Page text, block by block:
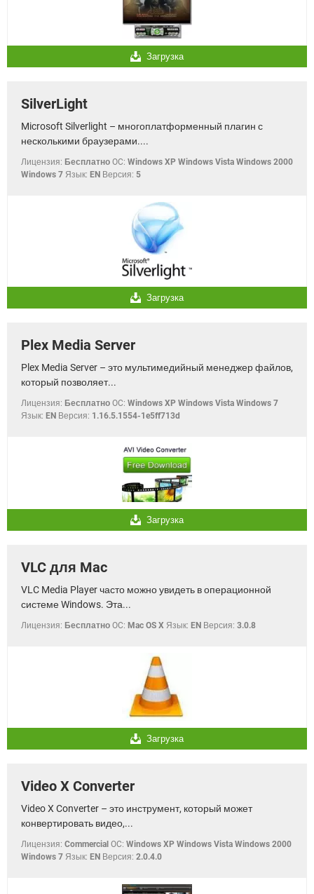
Загрузка
SilverLight
Microsoft Silverlight – многоплатформенный плагин с
несколькими браузерами....
Лицензия: Бесплатно OC: Windows XP Windows Vista Windows 2000
Windows 7 Язык: EN Версия: 5
Загрузка
Plex Media Server
Plex Media Server – это мультимедийный менеджер файлов,
который позволяет...
Лицензия: Бесплатно OC: Windows XP Windows Vista Windows 7
Язык: EN Версия: 1.16.5.1554-1e5ff713d
Загрузка
VLC для Mac
VLC Media Player часто можно увидеть в операционной
системе Windows. Эта...
Лицензия: Бесплатно OC: Mac OS X Язык: EN Версия: 3.0.8
Загрузка
Video X Converter
Video X Converter – это инструмент, который может
конвертировать видео,...
Лицензия: Commercial OC: Windows XP Windows Vista Windows 2000
Windows 7 Язык: EN Версия: 2.0.4.0